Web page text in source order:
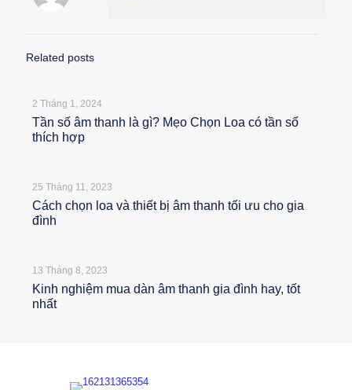
Related posts
2 Tháng 1, 2024
Tần số âm thanh là gì? Mẹo Chọn Loa có tần số
thích hợp
25 Tháng 11, 2023
Cách chọn loa và thiết bị âm thanh tối ưu cho gia
đình
13 Tháng 8, 2023
Kinh nghiệm mua dàn âm thanh gia đình hay, tốt
nhất